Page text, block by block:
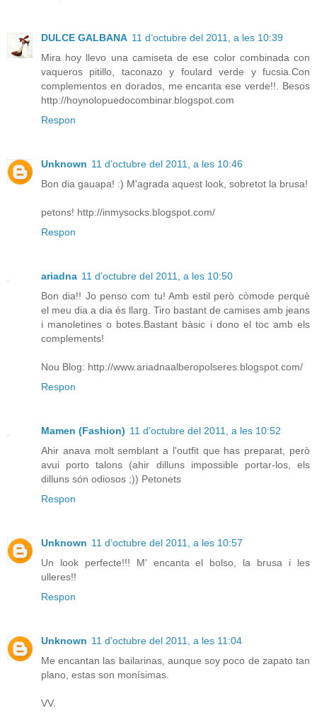
DULCE GALBANA 11 d’octubre del 2011, a les 10:39
Mira hoy llevo una camiseta de ese color combinada con
vaqueros pitillo, taconazo y foulard verde y fucsia.Con
complementos en dorados, me encanta ese verde!!. Besos
http://hoynolopuedocombinar.blogspot.com
Respon
Unknown 11 d’octubre del 2011, a les 10:46
Bon dia gauapa! :) M'agrada aquest look, sobretot la brusa!
petons! http://inmysocks.blogspot.com/
Respon
ariadna 11 d’octubre del 2011, a les 10:50
Bon dia!! Jo penso com tu! Amb estil però còmode perquè
el meu dia a dia és llarg. Tiro bastant de camises amb jeans
i manoletines o botes.Bastant bàsic i dono el toc amb els
complements!
Nou Blog: http://www.ariadnaalberopolseres.blogspot.com/
Respon
Mamen (Fashion) 11 d’octubre del 2011, a les 10:52
Ahir anava molt semblant a l'outfit que has preparat, però
avui porto talons (ahir dilluns impossible portar-los, els
dilluns són odiosos ;)) Petonets
Respon
Unknown 11 d’octubre del 2011, a les 10:57
Un look perfecte!!! M' encanta el bolso, la brusa i les
ulleres!!
Respon
Unknown 11 d’octubre del 2011, a les 11:04
Me encantan las bailarinas, aunque soy poco de zapato tan
plano, estas son monísimas.
VV.